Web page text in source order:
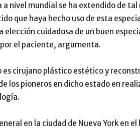
nivel mundial se ha extendido de
que haya hecho uso de esta
elección cuidadosa de un buen
el paciente, argumenta.
es cirujano plástico estético y
los pioneros en dicho estado en
en la ciudad de Nueva York en el